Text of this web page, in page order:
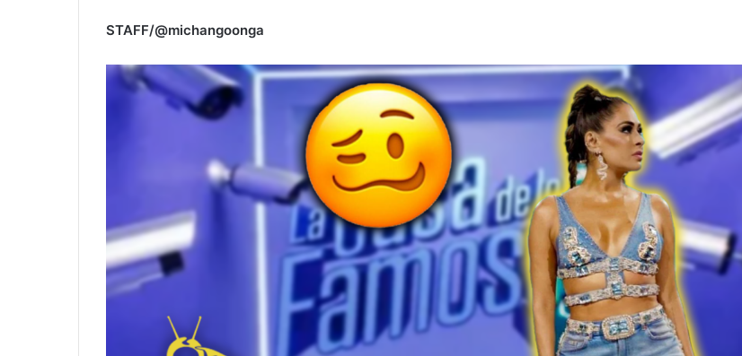
STAFF/@michangoonga